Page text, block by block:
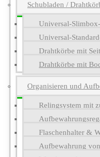
Schubladen /
Universal-
Universal-
Drahtkörbe mit
Drahtkörbe mit
Organisieren und
Relingsystem mit
Flaschenhalter &
Aufbewahrung